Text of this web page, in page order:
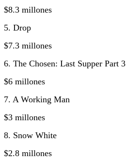
$8.3 millones
5. Drop
$7.3 millones
6. The Chosen: Last Supper Part 3
$6 millones
7. A Working Man
$3 millones
8. Snow White
$2.8 millones